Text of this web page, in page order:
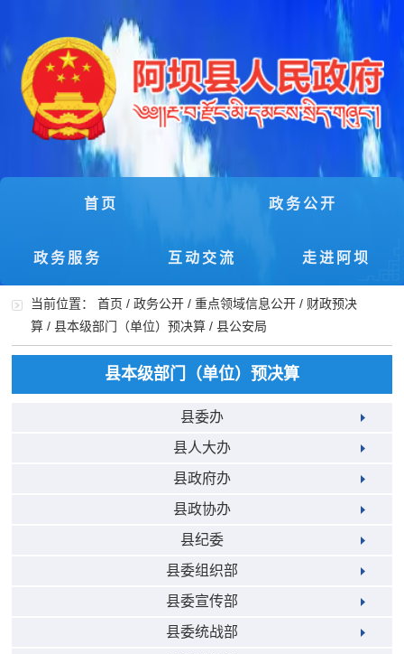
首页 政务公开
政务服务 互动交流 走进阿坝
当前位置：首页 /政务公开 /重点领域信息公开 / 财政预决
算 /县本级部门（单位）预决算 /县公安局
县本级部门（单位）预决算
县委办
县人大办
县政府办
县政协办
县纪委
县委组织部
县委宣传部
县委统战部